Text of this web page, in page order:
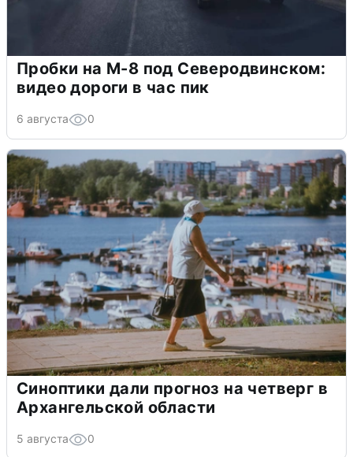
Пробки на М-8 под Северодвинском:
видео дороги в час пик
6 августа 0
Синоптики дали прогноз на четверг в
Архангельской области
5 августа 0